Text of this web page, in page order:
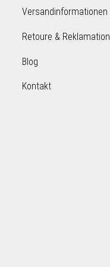
Versandinformationen
Retoure & Reklamation
Blog
Kontakt